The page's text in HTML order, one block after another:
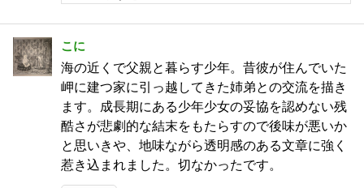
こに
海の近くで父親と暮らす少年。昔彼が住んでいた
岬に建つ家に引っ越してきた姉弟との交流を描き
ます。成長期にある少年少女の妥協を認めない残
酷さが悲劇的な結末をもたらすので後味が悪いか
と思いきや、地味ながら透明感のある文章に強く
惹き込まれました。切なかったです。